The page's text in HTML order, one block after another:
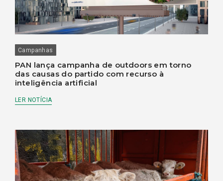
Campanhas
PAN lança campanha de outdoors em torno
das causas do partido com recurso à
inteligência artificial
LER NOTÍCIA